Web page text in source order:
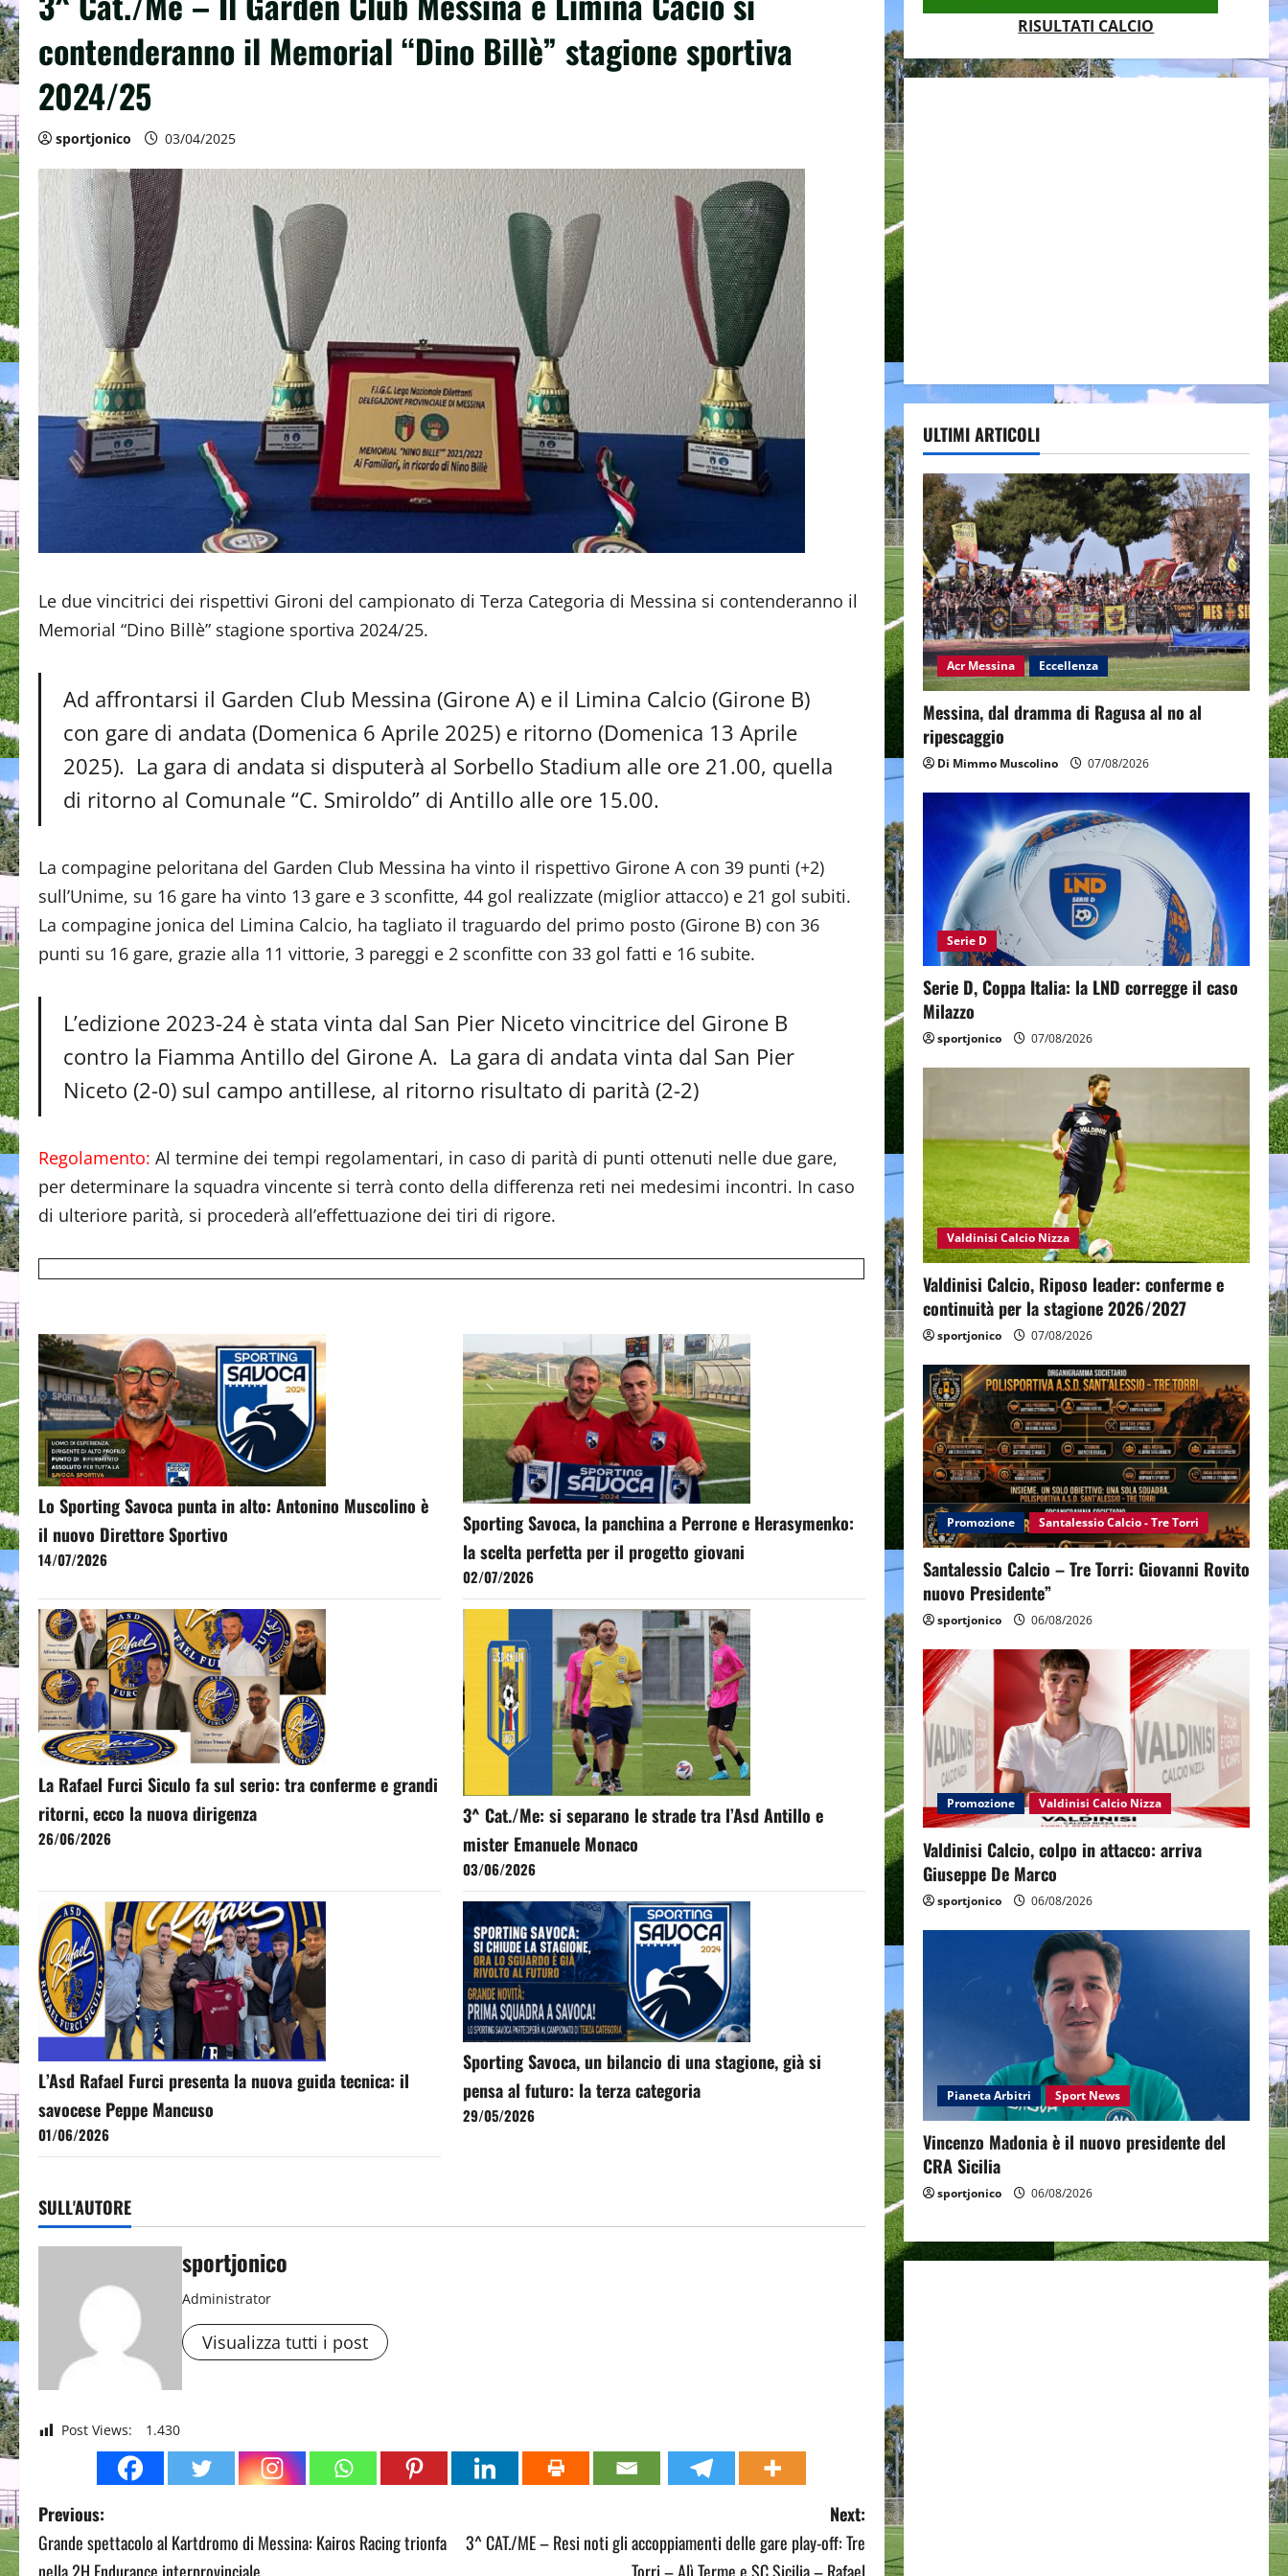
contenderanno il Memorial “Dino Billè” stagione sportiva
2024/25
sportjonico 03/04/2025
Le due vincitrici dei rispettivi Gironi del campionato di Terza Categoria di Messina si contenderanno il
Memorial “Dino Billè” stagione sportiva 2024/25.
Ad affrontarsi il Garden Club Messina (Girone A) e il Limina Calcio (Girone B)
con gare di andata (Domenica 6 Aprile 2025) e ritorno (Domenica 13 Aprile
2025). La gara di andata si disputerà al Sorbello Stadium alle ore 21.00, quella
di ritorno al Comunale “C. Smiroldo” di Antillo alle ore 15.00.
La compagine peloritana del Garden Club Messina ha vinto il rispettivo Girone A con 39 punti (+2)
sull’Unime, su 16 gare ha vinto 13 gare e 3 sconfitte, 44 gol realizzate (miglior attacco) e 21 gol subiti.
La compagine jonica del Limina Calcio, ha tagliato il traguardo del primo posto (Girone B) con 36
punti su 16 gare, grazie alla 11 vittorie, 3 pareggi e 2 sconfitte con 33 gol fatti e 16 subite.
L’edizione 2023-24 è stata vinta dal San Pier Niceto vincitrice del Girone B
contro la Fiamma Antillo del Girone A. La gara di andata vinta dal San Pier
Niceto (2-0) sul campo antillese, al ritorno risultato di parità (2-2)
Regolamento: Al termine dei tempi regolamentari, in caso di parità di punti ottenuti nelle due gare,
per determinare la squadra vincente si terrà conto della differenza reti nei medesimi incontri. In caso
di ulteriore parità, si procederà all’effettuazione dei tiri di rigore.
Lo Sporting Savoca punta in alto: Antonino Muscolino è
il nuovo Direttore Sportivo
14/07/2026
Sporting Savoca, la panchina a Perrone e Herasymenko:
la scelta perfetta per il progetto giovani
02/07/2026
La Rafael Furci Siculo fa sul serio: tra conferme e grandi
ritorni, ecco la nuova dirigenza
26/06/2026
3^ Cat./Me: si separano le strade tra l’Asd Antillo e
mister Emanuele Monaco
03/06/2026
L’Asd Rafael Furci presenta la nuova guida tecnica: il
savocese Peppe Mancuso
01/06/2026
Sporting Savoca, un bilancio di una stagione, già si
pensa al futuro: la terza categoria
29/05/2026
SULL'AUTORE
sportjonico
Administrator
Visualizza tutti i post
Post Views: 1.430
P
o
Previous:
Grande spettacolo al Kartdromo di Messina: Kairos Racing trionfa
Next:
3^ CAT./ME – Resi noti gli accoppiamenti delle gare play-off: Tre
RISULTATI CALCIO
ULTIMI ARTICOLI
Acr Messina Eccellenza
Messina, dal dramma di Ragusa al no al
ripescaggio
Di Mimmo Muscolino 07/08/2026
Serie D
Serie D, Coppa Italia: la LND corregge il caso
Milazzo
sportjonico 07/08/2026
Valdinisi Calcio Nizza
Valdinisi Calcio, Riposo leader: conferme e
continuità per la stagione 2026/2027
sportjonico 07/08/2026
Promozione Santalessio Calcio - Tre Torri
Santalessio Calcio – Tre Torri: Giovanni Rovito
nuovo Presidente”
sportjonico 06/08/2026
Promozione Valdinisi Calcio Nizza
Valdinisi Calcio, colpo in attacco: arriva
Giuseppe De Marco
sportjonico 06/08/2026
Pianeta Arbitri Sport News
Vincenzo Madonia è il nuovo presidente del
CRA Sicilia
sportjonico 06/08/2026